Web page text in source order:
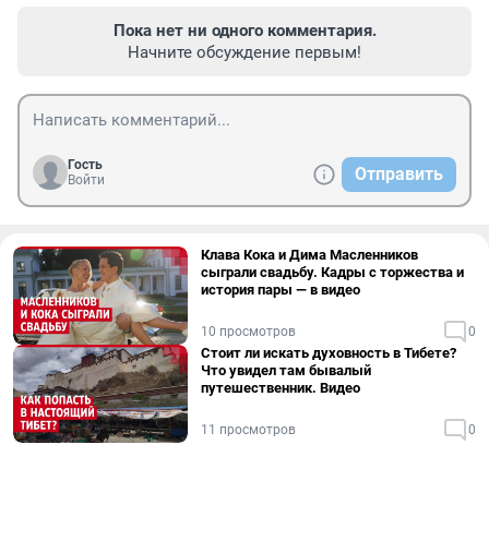
Пока нет ни одного комментария.
Начните обсуждение первым!
Гость
Войти
Отправить
Клава Кока и Дима Масленников
сыграли свадьбу. Кадры с торжества и
история пары — в видео
10 просмотров 0
Стоит ли искать духовность в Тибете?
Что увидел там бывалый
путешественник. Видео
11 просмотров 0